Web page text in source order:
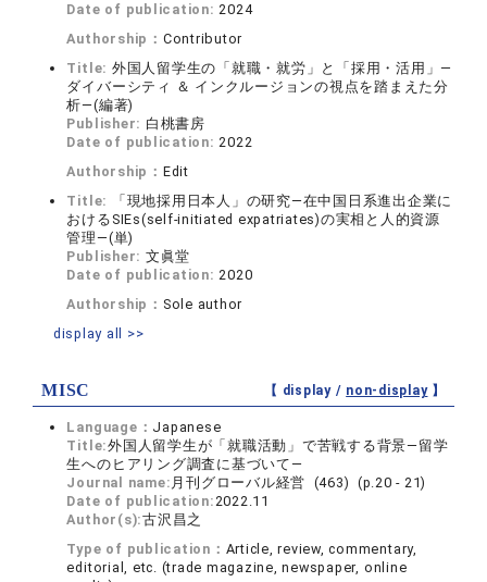
Date of publication:2024
Authorship： Contributor
Title: 外国人留学生の「就職・就労」と「採用・活用」―
ダイバーシティ ＆ インクルージョンの視点を踏まえた分
析―(編著)
Publisher: 白桃書房
Date of publication:2022
Authorship： Edit
Title:
「現地採用日本人」の研究―在中国日系進出企業に
おけるSIEs(self-initiated expatriates)の実相と人的資源
管理―(単)
Publisher: 文眞堂
Date of publication:2020
Authorship： Sole author
display all >>
MISC 【 display / non-display】
Language： Japanese
Title:外国人留学生が「就職活動」で苦戦する背景―留学
生へのヒアリング調査に基づいて―
Journal name: 月刊グローバル経営 (463) (p.20 - 21)
Date of publication:2022.11
Author(s):古沢昌之
Type of publication： Article, review, commentary,
editorial, etc. (trade magazine, newspaper, online